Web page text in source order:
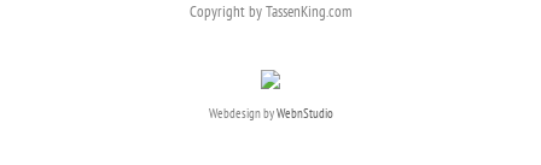
Copyright by TassenKing.com
Webdesign byWebnStudio